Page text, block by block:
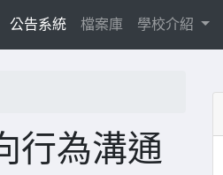
(current)
公告系統 檔案庫 學校介紹
行為溝通